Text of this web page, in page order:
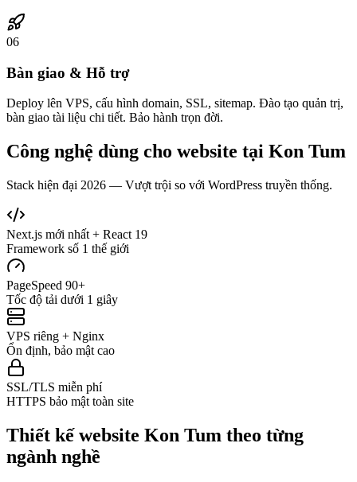
06
Bàn giao & Hỗ trợ
Deploy lên VPS, cấu hình domain, SSL, sitemap. Đào tạo quản trị,
bàn giao tài liệu chi tiết. Bảo hành trọn đời.
Công nghệ dùng cho website tại Kon Tum
Stack hiện đại 2026 — Vượt trội so với WordPress truyền thống.
Next.js mới nhất + React 19
Framework số 1 thế giới
PageSpeed 90+
Tốc độ tải dưới 1 giây
VPS riêng + Nginx
Ổn định, bảo mật cao
SSL/TLS miễn phí
HTTPS bảo mật toàn site
Thiết kế website Kon Tum theo từng
ngành nghề